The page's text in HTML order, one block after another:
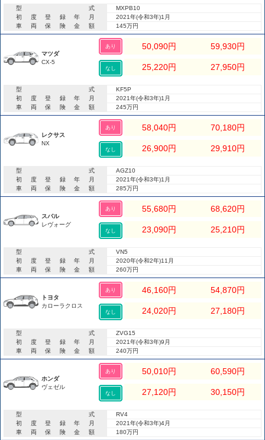
型式
MXPB10
初度登録年月
2021年(令和3年)1月
車両保険金額
145万円
マツダ
CX-5
あり 50,090円 59,930円
なし 25,220円 27,950円
型式
KF5P
初度登録年月
2021年(令和3年)1月
車両保険金額
245万円
レクサス
NX
あり 58,040円 70,180円
なし 26,900円 29,910円
型式
AGZ10
初度登録年月
2021年(令和3年)1月
車両保険金額
285万円
スバル
レヴォーグ
あり 55,680円 68,620円
なし 23,090円 25,210円
型式
VN5
初度登録年月
2020年(令和2年)11月
車両保険金額
260万円
トヨタ
カローラクロス
あり 46,160円 54,870円
なし 24,020円 27,180円
型式
ZVG15
初度登録年月
2021年(令和3年)9月
車両保険金額
240万円
ホンダ
ヴェゼル
あり 50,010円 60,590円
なし 27,120円 30,150円
型式
RV4
初度登録年月
2021年(令和3年)4月
車両保険金額
180万円